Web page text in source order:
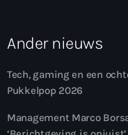
Ander nieuws
Tech, gaming en een
Pukkelpop 2026
Management Marco